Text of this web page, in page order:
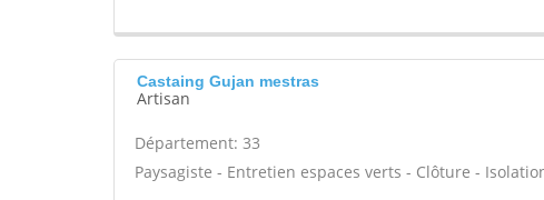
Castaing Gujan mestras
Artisan
Département: 33
Paysagiste - Entretien espaces verts - Clôture -